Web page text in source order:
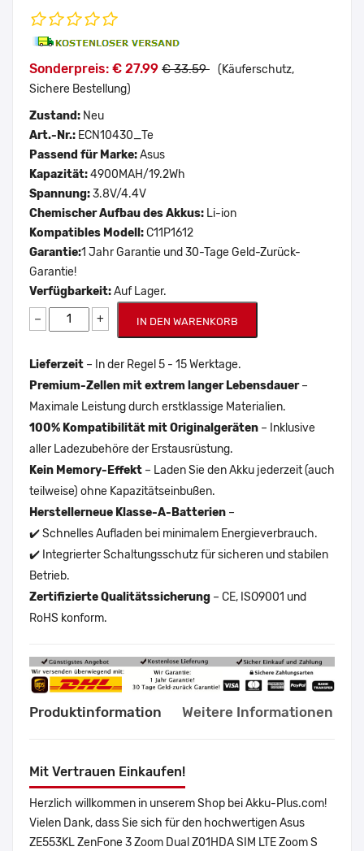
Sonderpreis: € 27.99 € 33.59 (Käuferschutz,
Sichere Bestellung)
Zustand: Neu
Art.-Nr.: ECN10430_Te
Passend für Marke:Asus
Kapazität:4900MAH/19.2Wh
Spannung:3.8V/4.4V
Chemischer Aufbau des Akkus: Li-ion
Kompatibles Modell:C11P1612
Garantie:1 Jahr Garantie und 30-Tage Geld-Zurück-
Garantie!
Verfügbarkeit:Auf Lager.
− + IN DEN WARENKORB
Lieferzeit – In der Regel 5 - 15 Werktage.
Premium-Zellen mit extrem langer Lebensdauer–
Maximale Leistung durch erstklassige Materialien.
100% Kompatibilität mit Originalgeräten – Inklusive
aller Ladezubehöre der Erstausrüstung.
Kein Memory-Effekt – Laden Sie den Akku jederzeit (auch
teilweise) ohne Kapazitätseinbußen.
Herstellerneue Klasse-A-Batterien –
✔️ Schnelles Aufladen bei minimalem Energieverbrauch.
✔️ Integrierter Schaltungsschutz für sicheren und stabilen
Betrieb.
Zertifizierte Qualitätssicherung – CE, ISO9001 und
RoHS konform.
Produktinformation Weitere Informationen
Mit Vertrauen Einkaufen!
Herzlich willkommen in unserem Shop bei Akku-Plus.com!
Vielen Dank, dass Sie sich für den hochwertigen Asus
ZE553KL ZenFone 3 Zoom Dual Z01HDA SIM LTE Zoom S